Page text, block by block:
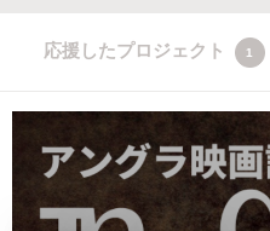
応援したプロジェクト 1